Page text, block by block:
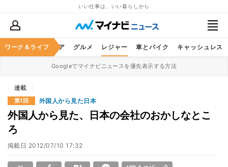
いい仕事は、いい暮らしから
ワーク＆ライフ
暮らし ヘルスケア グルメ レジャー 車とバイク キャッシュレス
Googleでマイナビニュースを優先表示する方法
連載
第1回 外国人から見た日本
外国人から見た、日本の会社のおかしなとこ
ろ
掲載日 2012/07/10 17:32